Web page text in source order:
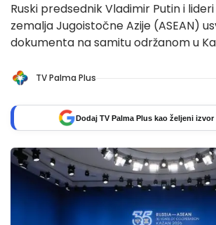
Ruski predsednik Vladimir Putin i
zemalja Jugoistočne Azije (ASEAN)
dokumenta na samitu održanom u
TV Palma Plus
Dodaj TV Palma Plus kao željeni